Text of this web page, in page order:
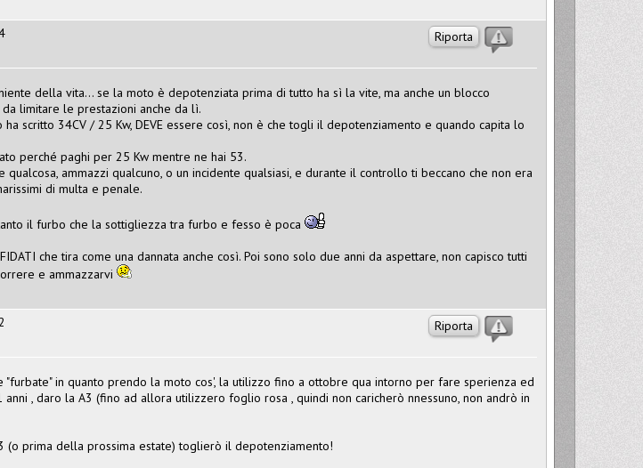
Riporta
della vita... se la moto è depotenziata prima di tutto ha sì la vite, ma anche un blocco
limitare le prestazioni anche da lì.
scritto 34CV / 25 Kw, DEVE essere così, non è che togli il depotenziamento e quando capita lo
perché paghi per 25 Kw mentre ne hai 53.
qualcosa, ammazzi qualcuno, o un incidente qualsiasi, e durante il controllo ti beccano che non era
di multa e penale.
il furbo che la sottigliezza tra furbo e fesso è poca
che tira come una dannata anche così. Poi sono solo due anni da aspettare, non capisco tutti
e ammazzarvi
Riporta
"furbate" in quanto prendo la moto cos', la utilizzo fino a ottobre qua intorno per fare sperienza ed
, daro la A3 (fino ad allora utilizzero foglio rosa , quindi non caricherò nnessuno, non andrò in
(o prima della prossima estate) toglierò il depotenziamento!